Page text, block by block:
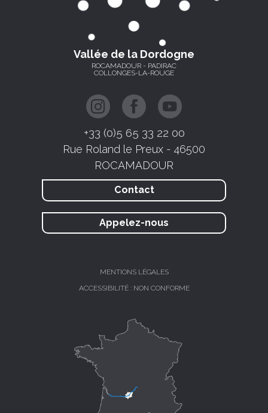
Vallée de la Dordogne
ROCAMADOUR - PADIRAC
COLLONGES-LA-ROUGE
+33 (0)5 65 33 22 00
Rue Roland le Preux - 46500
ROCAMADOUR
Contact
Appelez-nous
MENTIONS LÉGALES
ACCESSIBILITÉ : NON CONFORME